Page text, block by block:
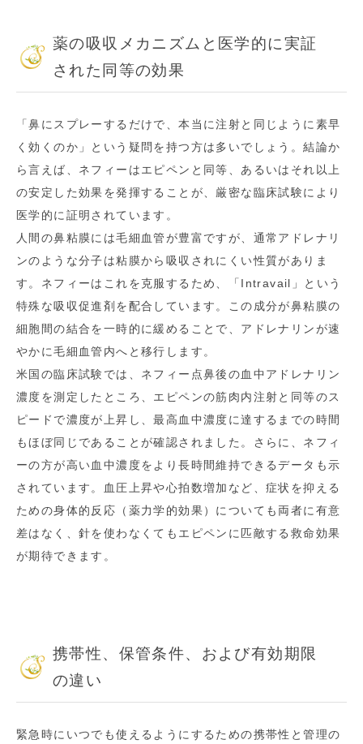
薬の吸収メカニズムと医学的に実証
された同等の効果
「鼻にスプレーするだけで、本当に注射と同じように素早
く効くのか」という疑問を持つ方は多いでしょう。結論か
ら言えば、ネフィーはエピペンと同等、あるいはそれ以上
の安定した効果を発揮することが、厳密な臨床試験により
医学的に証明されています。
人間の鼻粘膜には毛細血管が豊富ですが、通常アドレナリ
ンのような分子は粘膜から吸収されにくい性質がありま
す。ネフィーはこれを克服するため、「Intravail」という
特殊な吸収促進剤を配合しています。この成分が鼻粘膜の
細胞間の結合を一時的に緩めることで、アドレナリンが速
やかに毛細血管内へと移行します。
米国の臨床試験では、ネフィー点鼻後の血中アドレナリン
濃度を測定したところ、エピペンの筋肉内注射と同等のス
ピードで濃度が上昇し、最高血中濃度に達するまでの時間
もほぼ同じであることが確認されました。さらに、ネフィ
ーの方が高い血中濃度をより長時間維持できるデータも示
されています。血圧上昇や心拍数増加など、症状を抑える
ための身体的反応（薬力学的効果）についても両者に有意
差はなく、針を使わなくてもエピペンに匹敵する救命効果
が期待できます。
携帯性、保管条件、および有効期限
の違い
緊急時にいつでも使えるようにするための携帯性と管理の